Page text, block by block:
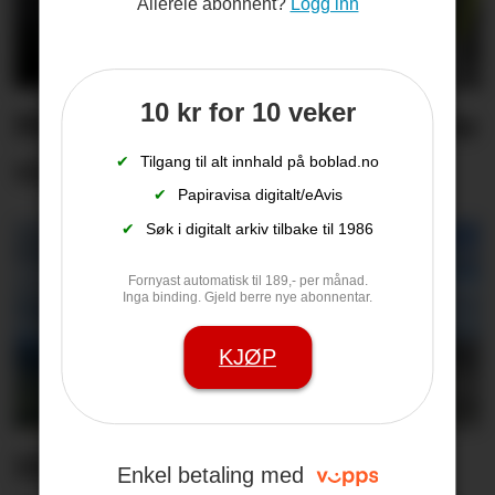
Allereie abonnent? Logg inn
10 kr for 10 veker
✔
Tilgang til alt innhald på boblad.no
✔
Papiravisa digitalt/eAvis
✔
Søk i digitalt arkiv tilbake til 1986
Fornyast automatisk til 189,- per månad.
Inga binding. Gjeld berre nye abonnentar.
KJØP
Enkel betaling med
Måtte stanse bil som køyrte
vinglete
Hit drar nesten alle